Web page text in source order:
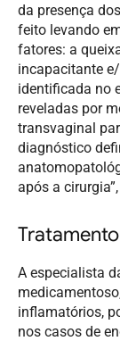
da presença
feito levando
fatores: a
incapacitante
identificada no
reveladas por
transvaginal
diagnóstico
após a
Tratamento
A especialista
inflamatórios,
nos casos de